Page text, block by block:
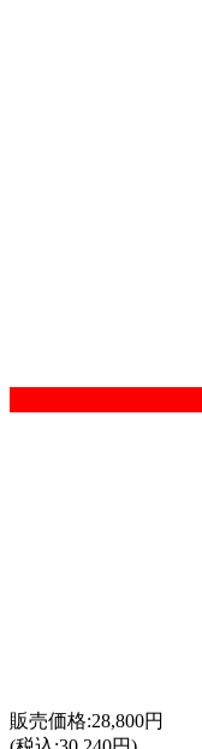
販売価格:28,800円